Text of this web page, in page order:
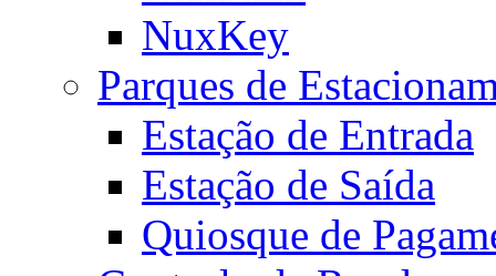
NuxKey
Parques de
Estação de Entrada
Estação de Saída
Quiosque de